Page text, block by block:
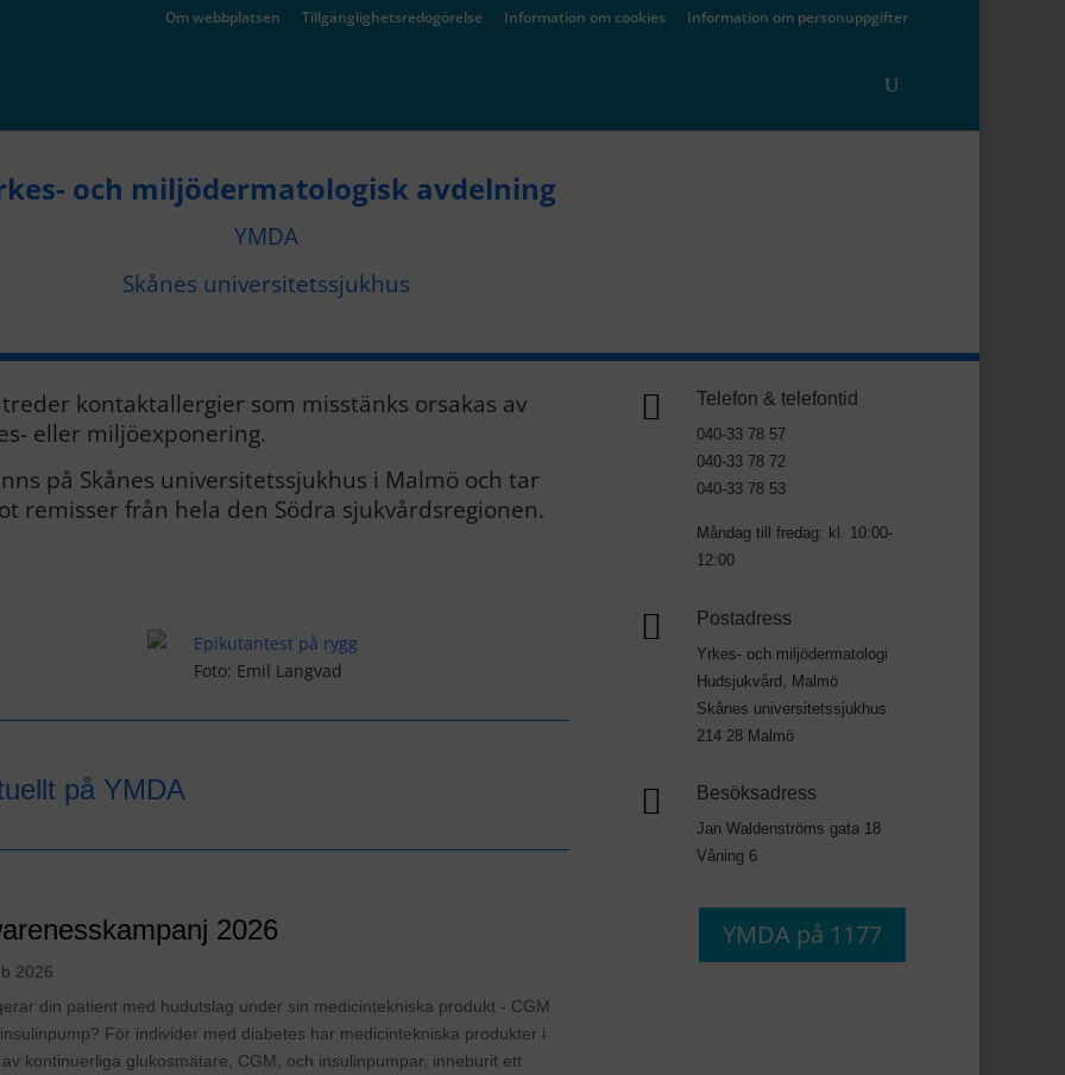
Om webbplatsen Tillgänglighetsredogörelse Information om cookies Information om personuppgifter
och miljödermatologisk avdelning
YMDA
Skånes universitetssjukhus
kontaktallergier som misstänks orsakas av
eller miljöexponering.
på Skånes universitetssjukhus i Malmö och tar
remisser från hela den Södra sjukvårdsregionen.
Foto: Emil Langvad
på YMDA
2026
2026
din patient med hudutslag under sin medicintekniska produkt - CGM
För individer med diabetes har medicintekniska produkter i
kontinuerliga glukosmätare, CGM, och insulinpumpar, inneburit ett
 Telefon & telefontid
040-33 78 57
040-33 78 72
040-33 78 53
Måndag till fredag: kl. 10:00-
12:00
 Postadress
Yrkes- och miljödermatologi
Hudsjukvård, Malmö
Skånes universitetssjukhus
214 28 Malmö
 Besöksadress
Jan Waldenströms gata 18
Våning 6
YMDA på 1177